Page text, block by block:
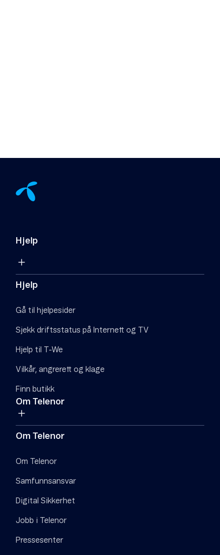
Hjelp
Hjelp
Gå til hjelpesider
Sjekk driftsstatus på Internett og TV
Hjelp til T-We
Vilkår, angrerett og klage
Finn butikk
Om Telenor
Om Telenor
Om Telenor
Samfunnsansvar
Digital Sikkerhet
Jobb i Telenor
Pressesenter